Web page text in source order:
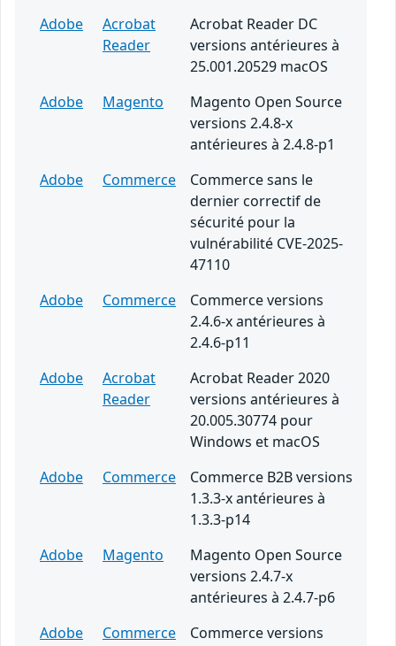
Adobe
Acrobat
Reader
Acrobat Reader DC
versions antérieures à
25.001.20529 macOS
Adobe
Magento
Magento Open Source
versions 2.4.8-x
antérieures à 2.4.8-p1
Adobe
Commerce
Commerce sans le
dernier correctif de
sécurité pour la
vulnérabilité CVE-2025-
47110
Adobe
Commerce
Commerce versions
2.4.6-x antérieures à
2.4.6-p11
Adobe
Acrobat
Reader
Acrobat Reader 2020
versions antérieures à
20.005.30774 pour
Windows et macOS
Adobe
Commerce
Commerce B2B versions
1.3.3-x antérieures à
1.3.3-p14
Adobe
Magento
Magento Open Source
versions 2.4.7-x
antérieures à 2.4.7-p6
Adobe
Commerce
Commerce versions